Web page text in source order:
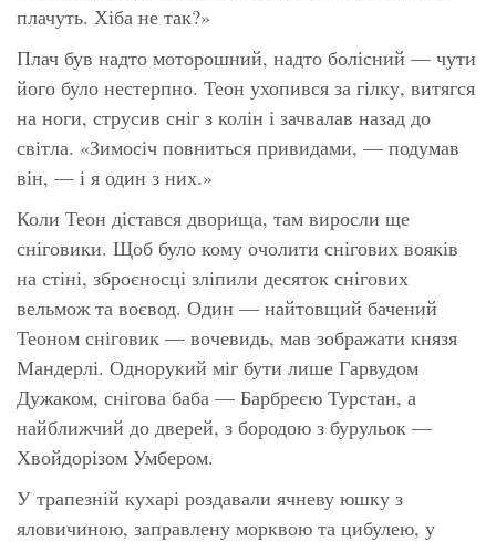
плачуть. Хіба не так?»
Плач був надто моторошний, надто болісний — чути
його було нестерпно. Теон ухопився за гілку, витягся
на ноги, струсив сніг з колін і зачвалав назад до
світла. «Зимосіч повниться привидами, — подумав
він, — і я один з них.»
Коли Теон дістався дворища, там виросли ще
сніговики. Щоб було кому очолити снігових вояків
на стіні, зброєносці зліпили десяток снігових
вельмож та воєвод. Один — найтовщий бачений
Теоном сніговик — вочевидь, мав зображати князя
Мандерлі. Однорукий міг бути лише Гарвудом
Дужаком, снігова баба — Барбреєю Турстан, а
найближчий до дверей, з бородою з бурульок —
Хвойдорізом Умбером.
У трапезній кухарі роздавали ячневу юшку з
яловичиною, заправлену морквою та цибулею, у